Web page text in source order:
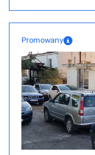
Promowany